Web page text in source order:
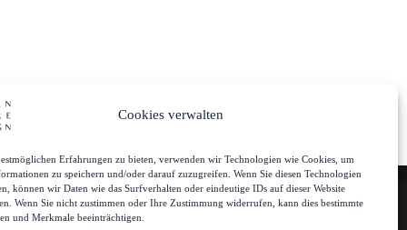
Cookies verwalten
Erfahrungen zu bieten, verwenden wir Technologien wie Cookies, um
zu speichern und/oder darauf zuzugreifen. Wenn Sie diesen Technologien
können wir Daten wie das Surfverhalten oder eindeutige IDs auf dieser Website
Wenn Sie nicht zustimmen oder Ihre Zustimmung widerrufen, kann dies bestimmte
und Merkmale beeinträchtigen.
Mein Account